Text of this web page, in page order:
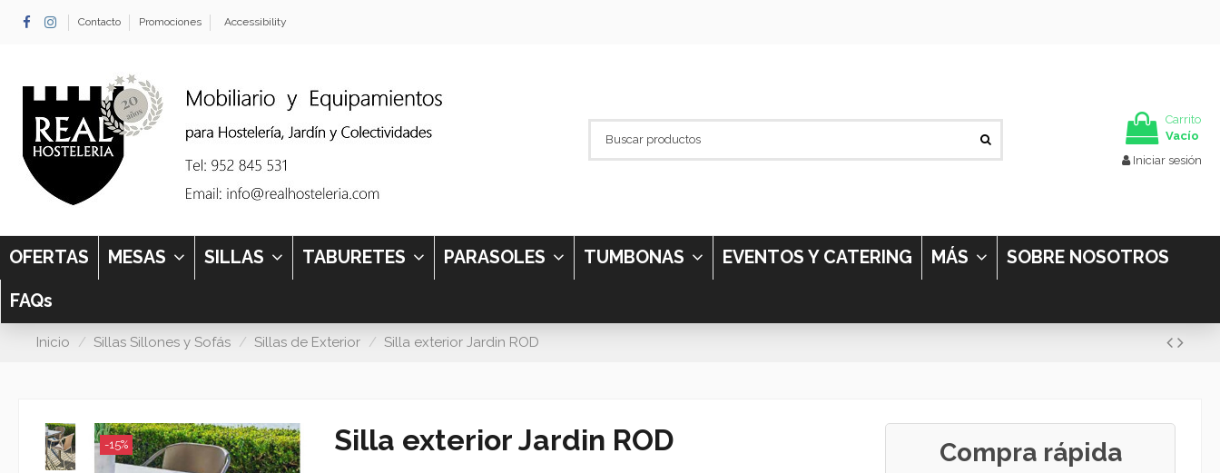
Contacto Promociones Accessibility
Carrito
Vacío
Iniciar sesión
OFERTAS MESAS SILLAS TABURETES PARASOLES TUMBONAS EVENTOS Y CATERING MÁS SOBRE NOSOTROS
FAQs
Inicio Sillas Sillones y Sofás Sillas de Exterior Silla exterior Jardin ROD
-15% Silla exterior Jardin ROD Compra rápida